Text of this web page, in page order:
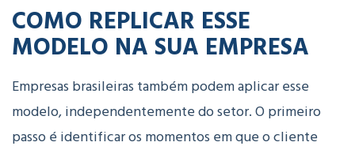
COMO REPLICAR ESSE
MODELO NA SUA EMPRESA
Empresas brasileiras também podem aplicar esse
modelo, independentemente do setor. O primeiro
passo é identificar os momentos em que o cliente